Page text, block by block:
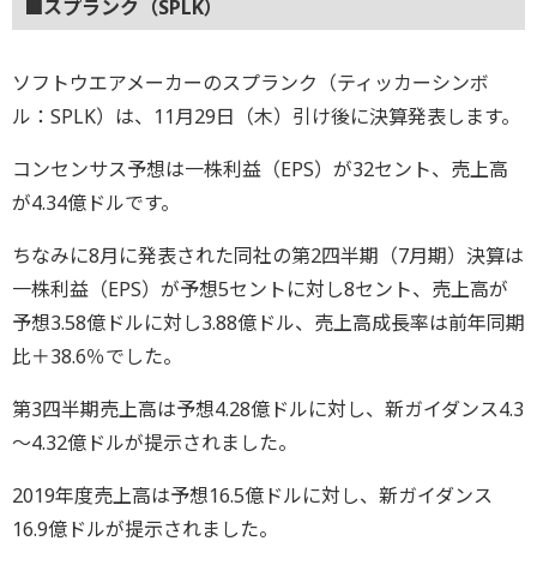
■スプランク（SPLK）
ソフトウエアメーカーのスプランク（ティッカーシンボ
ル：SPLK）は、11月29日（木）引け後に決算発表します。
コンセンサス予想は一株利益（EPS）が32セント、売上高
が4.34億ドルです。
ちなみに8月に発表された同社の第2四半期（7月期）決算は
一株利益（EPS）が予想5セントに対し8セント、売上高が
予想3.58億ドルに対し3.88億ドル、売上高成長率は前年同期
比＋38.6％でした。
第3四半期売上高は予想4.28億ドルに対し、新ガイダンス4.3
～4.32億ドルが提示されました。
2019年度売上高は予想16.5億ドルに対し、新ガイダンス
16.9億ドルが提示されました。